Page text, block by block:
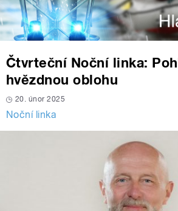
Čtvrteční Noční linka:
hvězdnou oblohu
20. únor 2025
Noční linka